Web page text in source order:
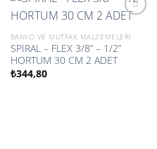
İstek
listesine
BANYO VE MUTFAK MALZEMELERI
SPİRAL – FLEX 3/8” – 1/2”
HORTUM 30 CM 2 ADET
₺344,80